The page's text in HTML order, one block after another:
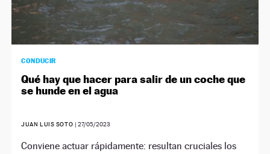
CONDUCIR
Qué hay que hacer para salir de un coche que
se hunde en el agua
JUAN LUIS SOTO | 27/05/2023
Conviene actuar rápidamente: resultan cruciales los